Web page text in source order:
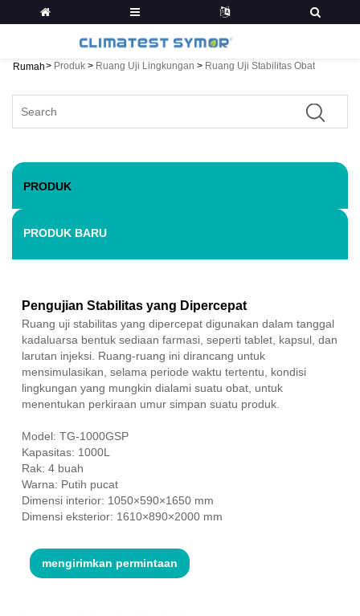
Rumah> Produk > Ruang Uji Lingkungan > Ruang Uji Stabilitas Obat
PRODUK
PRODUK BARU
Pengujian Stabilitas yang Dipercepat
Ruang uji stabilitas yang dipercepat digunakan dalam tanggal
kadaluarsa bentuk sediaan farmasi, seperti tablet, kapsul, dan
larutan injeksi. Ruang-ruang ini dirancang untuk
mensimulasikan, selama periode waktu tertentu, kondisi
lingkungan yang mungkin dialami suatu obat, untuk
menentukan perkiraan umur simpan suatu produk.
Model: TG-1000GSP
Kapasitas: 1000L
Rak: 4 buah
Warna: Putih pucat
Dimensi interior: 1050×590×1650 mm
Dimensi eksterior: 1610×890×2000 mm
mengirimkan permintaan